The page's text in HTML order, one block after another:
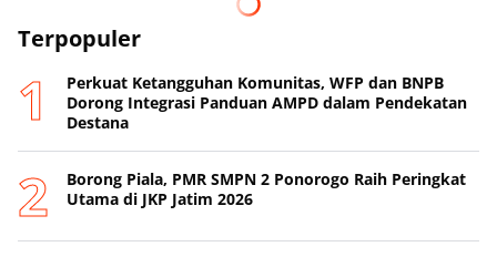
Terpopuler
Perkuat Ketangguhan Komunitas, WFP dan BNPB
Dorong Integrasi Panduan AMPD dalam Pendekatan
Destana
Borong Piala, PMR SMPN 2 Ponorogo Raih Peringkat
Utama di JKP Jatim 2026